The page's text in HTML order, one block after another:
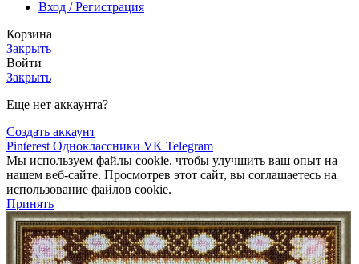
Вход / Регистрация
Корзина
Закрыть
Войти
Закрыть
Еще нет аккаунта?
Создать аккаунт
Pinterest Одноклассники VK Telegram
Мы используем файлы cookie, чтобы улучшить ваш опыт на
нашем веб-сайте. Просмотрев этот сайт, вы соглашаетесь на
использование файлов cookie.
Принять